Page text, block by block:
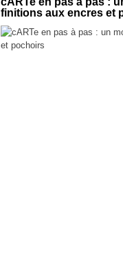
finitions aux encres et